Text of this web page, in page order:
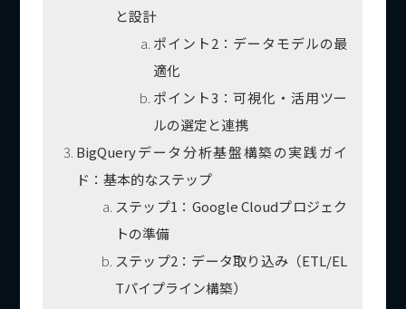
と設計
ポイント2：データモデルの最
適化
ポイント3：可視化・活用ツー
ルの選定と連携
BigQueryデータ分析基盤構築の実践ガイ
ド：基本的なステップ
ステップ1：Google Cloudプロジェク
トの準備
ステップ2：データ取り込み（ETL/EL
Tパイプライン構築）